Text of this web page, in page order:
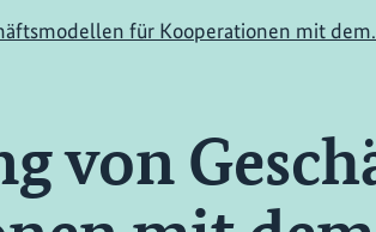
für Kooperationen mit
von